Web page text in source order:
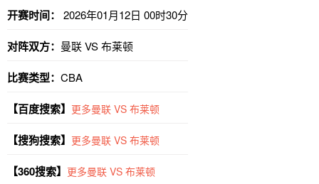
开赛时间： 2026年01月12日 00时30分
对阵双方： 曼联 VS 布莱顿
比赛类型： CBA
【百度搜索】 更多曼联 VS 布莱顿
【搜狗搜索】 更多曼联 VS 布莱顿
【360搜索】 更多曼联 VS 布莱顿